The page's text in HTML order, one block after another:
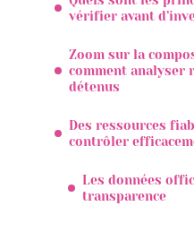
vérifier avant
Zoom sur la
comment analyser
détenus
Des ressources
contrôler
Les données
transparence